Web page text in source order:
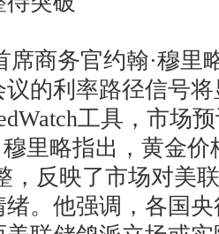
商务官约翰·穆里
的利率路径信号
工具，市场
里略指出，黄金价
，反映了市场对美
。他强调，各国